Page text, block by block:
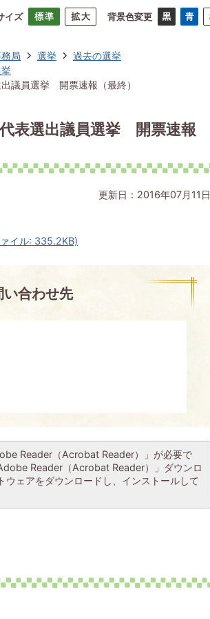
イズ 背景色変更
局 選挙
過去の選挙
議員選挙 開票速報（最終）
表選出議員選挙 開票速報
更新日：2016年07月11日
イル: 335.2KB)
い合わせ先
Reader（Acrobat Reader）」が必要で
Reader（Acrobat Reader）」ダウンロ
ウェアをダウンロードし、インストールして